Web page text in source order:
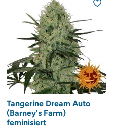
Tangerine Dream Auto
(Barney's Farm)
feminisiert